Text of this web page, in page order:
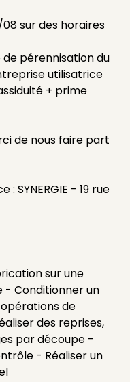
sur des horaires
de pérennisation du
utilisatrice
+ prime
de nous faire part
SYNERGIE - 19 rue
sur une
- Conditionner un
de
des reprises,
par découpe -
- Réaliser un